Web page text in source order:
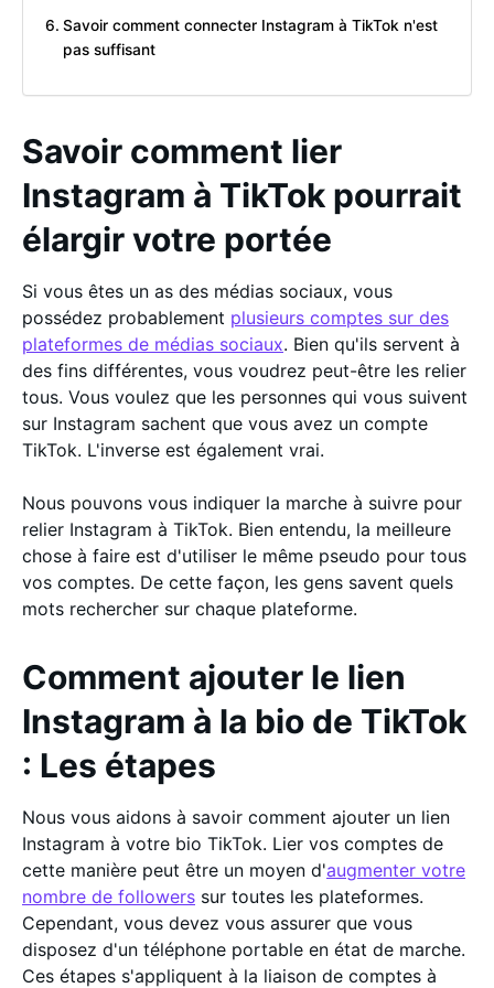
Savoir comment connecter Instagram à TikTok n'est
pas suffisant
Savoir comment lier
Instagram à TikTok pourrait
élargir votre portée
Si vous êtes un as des médias sociaux, vous
possédez probablement plusieurs comptes sur des
plateformes de médias sociaux. Bien qu'ils servent à
des fins différentes, vous voudrez peut-être les relier
tous. Vous voulez que les personnes qui vous suivent
sur Instagram sachent que vous avez un compte
TikTok. L'inverse est également vrai.
Nous pouvons vous indiquer la marche à suivre pour
relier Instagram à TikTok. Bien entendu, la meilleure
chose à faire est d'utiliser le même pseudo pour tous
vos comptes. De cette façon, les gens savent quels
mots rechercher sur chaque plateforme.
Comment ajouter le lien
Instagram à la bio de TikTok
: Les étapes
Nous vous aidons à savoir comment ajouter un lien
Instagram à votre bio TikTok. Lier vos comptes de
cette manière peut être un moyen d'augmenter votre
nombre de followers sur toutes les plateformes.
Cependant, vous devez vous assurer que vous
disposez d'un téléphone portable en état de marche.
Ces étapes s'appliquent à la liaison de comptes à